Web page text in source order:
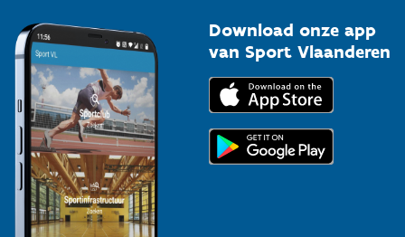
Download onze app
van Sport Vlaanderen